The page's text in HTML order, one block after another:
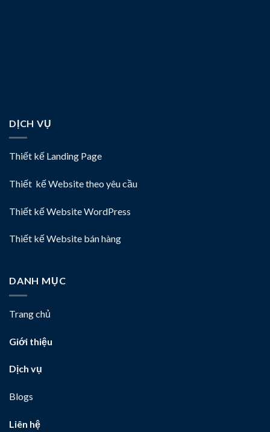
DỊCH VỤ
Thiết kế Landing Page
Thiết kế Website theo yêu cầu
Thiết kế Website WordPress
Thiết kế Website bán hàng
DANH MỤC
Trang chủ
Giới thiệu
Dịch vụ
Blogs
Liên hệ